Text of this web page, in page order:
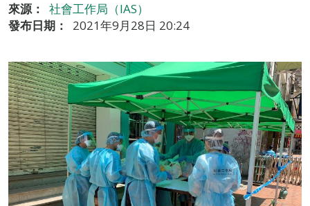
來源：
社會工作局（IAS）
發布日期：
2021年9月28日 20:24